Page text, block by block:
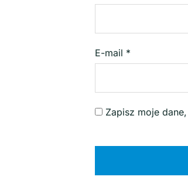
E-mail *
Zapisz moje